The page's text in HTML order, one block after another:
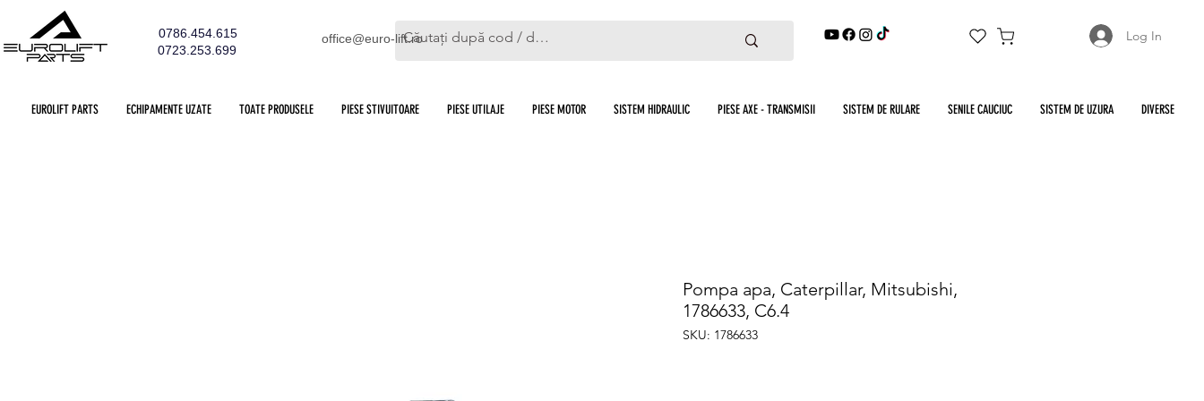
0786.454.615
0723.253.699
office@euro-lift.ro Log In
EUROLIFT PARTS ECHIPAMENTE UZATE TOATE PRODUSELE PIESE STIVUITOARE PIESE UTILAJE PIESE MOTOR SISTEM HIDRAULIC PIESE AXE - TRANSMISII SISTEM DE RULARE SENILE CAUCIUC SISTEM DE UZURA DIVERSE
Pompa apa, Caterpillar, Mitsubishi,
1786633, C6.4
SKU: 1786633